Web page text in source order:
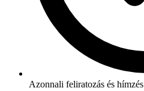
Azonnali feliratozás és hímzés